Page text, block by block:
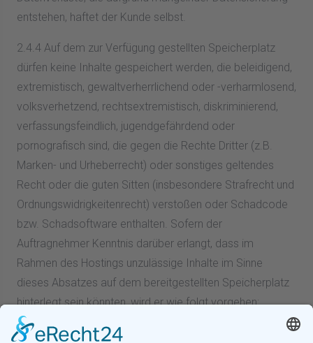
entstehen, haftet der Kunde selbst.
2.4.4 Auf dem zur Verfügung gestellten Speicherplatz
dürfen keine Inhalte gespeichert werden, die beleidigend,
extremistisch, gewaltverherrlichend oder -verharmlosend,
volksverhetzend, rechtsextremistisch, diskriminierend,
verfassungsfeindlich, jugendgefährdend oder
pornografisch sind, die gegen die Rechte Dritter (z.B.
Marken- und Urheberrecht) oder sonstiges geltendes
Recht oder die guten Sitten (insbesondere Strafrecht und
Ordnungswidrigkeitenrecht) verstoßen oder Schadcode
bzw. Schadsoftware enthalten. Sofern der
Auftragnehmer Kenntnis darüber erlangt, dass im
Rahmen des Hostings unzulässige Inhalte im Sinne
dieses Absatzes auf dem bereitgestellten Speicherplatz
hinterlegt sein könnten, wird er wie folgt vorgehen:
2.4.4.1 Der Auftragnehmer wird die betreffenden Inhalte